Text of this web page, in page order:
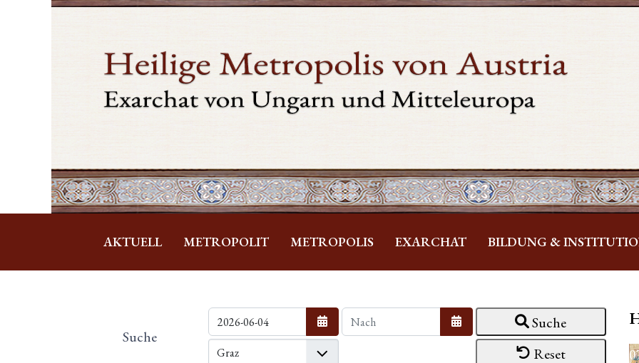
AKTUELL METROPOLIT METROPOLIS EXARCHAT BILDUNG &
Suche Kalender öffnen Kalender öffnen
Suche
Reset